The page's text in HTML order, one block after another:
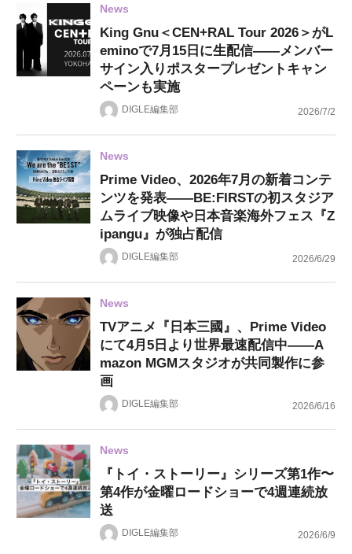
News
King Gnu＜CEN+RAL Tour 2026＞がL
eminoで7月15日に生配信——メンバー
サイン入りポスタープレゼントキャン
ペーンも実施
DIGLE編集部 2026/7/2
News
Prime Video、2026年7月の新着コンテ
ンツを発表——BE:FIRSTの初スタジア
ムライブ映像や日本音楽海外フェス『Z
ipangu』が独占配信
DIGLE編集部 2026/6/29
News
TVアニメ『日本三國』、Prime Video
にて4月5日より世界最速配信中——A
mazon MGMスタジオが共同製作に参
画
DIGLE編集部 2026/6/16
News
『トイ・ストーリー』シリーズ第1作〜
第4作が金曜ロードショーで4週連続放
送
DIGLE編集部 2026/6/9